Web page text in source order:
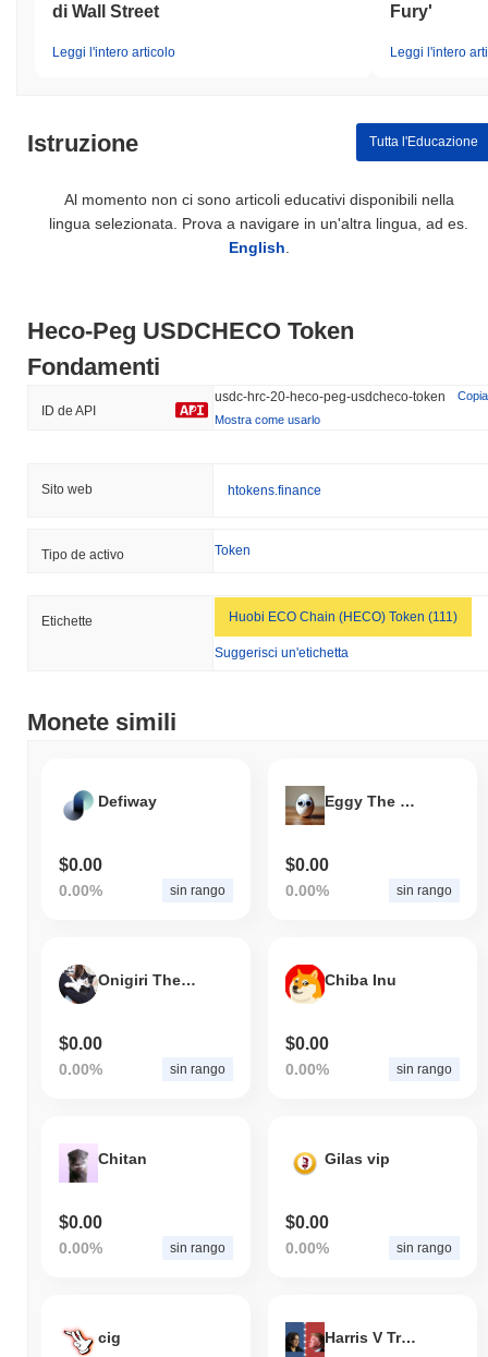
di Wall Street
Leggi l'intero articolo
Fury'
Leggi l'intero
Istruzione Tutta l'Educazione
Al momento non ci sono articoli educativi disponibili nella
lingua selezionata. Prova a navigare in un'altra lingua, ad es.
English
Heco-Peg USDCHECO Token
Fondamenti
ID de API
usdc-hrc-20-heco-peg-usdcheco-token
Copia
Mostra come usarlo
Sito web htokens.finance
Tipo de activo Token
Etichette Huobi ECO Chain (HECO) Token (111)
Suggerisci un'etichetta
Monete simili
Defiway
$0.00
0.00% sin rango
Eggy The Pet Egg
$0.00
0.00% sin rango
Onigiri The Cat
$0.00
0.00% sin rango
Chiba Inu
$0.00
0.00% sin rango
Chitan
$0.00
0.00% sin rango
Gilas vip
$0.00
0.00% sin rango
cig Harris V Trump